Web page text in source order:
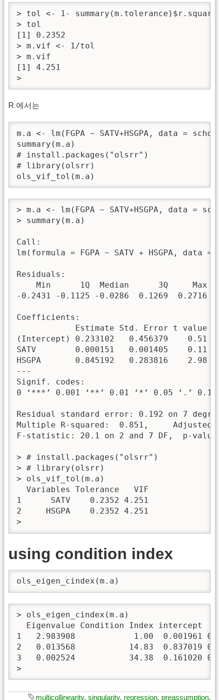
> tol <- 1-
> tol
[1] 0.2352
> m.vif <- 1/tol
> m.vif
[1] 4.251
>
R 에서는
m.a <- lm(FGPA ~ SATV+HSGPA, data =
summary(m.a)
# install.packages("olsrr")
# library(olsrr)
ols_vif_tol(m.a)
> m.a <- lm(FGPA ~ SATV+HSGPA, data =
> summary(m.a)
Call:
lm(formula = FGPA ~ SATV + HSGPA, data
Residuals:
    Min      1Q  Median      3Q     Max
-0.2431 -0.1125 -0.0286  0.1269  0.2716
Coefficients:
Estimate Std. Error t value
(Intercept) 0.233102   0.456379
SATV        0.000151   0.001405
HSGPA       0.845192   0.283816    2.98
---
Signif. codes:
0 ‘***’ 0.001 ‘**’ 0.01 ‘*’ 0.05 ‘.’ 0.1
Residual standard error: 0.192 on 7
Multiple R-squared:  0.851,	Adjusted R-squared:  0.809
F-statistic: 20.1 on 2 and 7 DF,  p-
> # install.packages("olsrr")
> # library(olsrr)
> ols_vif_tol(m.a)
  Variables Tolerance   VIF
1      SATV    0.2352 4.251
2     HSGPA    0.2352 4.251
>
using condition index
ols_eigen_cindex(m.a)
> ols_eigen_cindex(m.a)
Eigenvalue Condition Index intercept
1   2.983908            1.00  0.001961
2   0.013568           14.83  0.837019
3   0.002524           34.38  0.161020
>
multicollinearity, singularity, regression, preassumption,